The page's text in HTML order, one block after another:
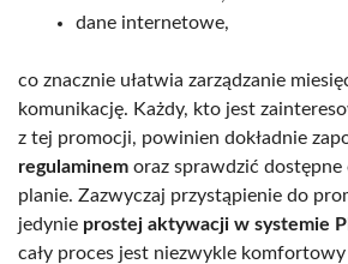
dane internetowe,
co znacznie ułatwia zarządzanie
komunikację. Każdy, kto jest
z tej promocji, powinien dokładnie
regulaminem oraz sprawdzić
planie. Zazwyczaj przystąpienie do
jedynie prostej aktywacji w systemie
cały proces jest niezwykle